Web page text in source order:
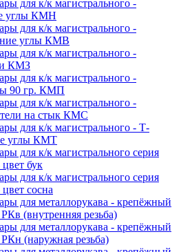
для к/к магистрального -
углы КМН
для к/к магистрального -
углы КМВ
для к/к магистрального -
КМЗ
для к/к магистрального -
90 гр. КМП
для к/к магистрального -
на стык КМС
для к/к магистрального - Т-
углы КМТ
для к/к магистрального серия
бук
для к/к магистрального серия
сосна
для металлорукава - крепёжный
(внутренняя резьба)
для металлорукава - крепёжный
(наружная резьба)